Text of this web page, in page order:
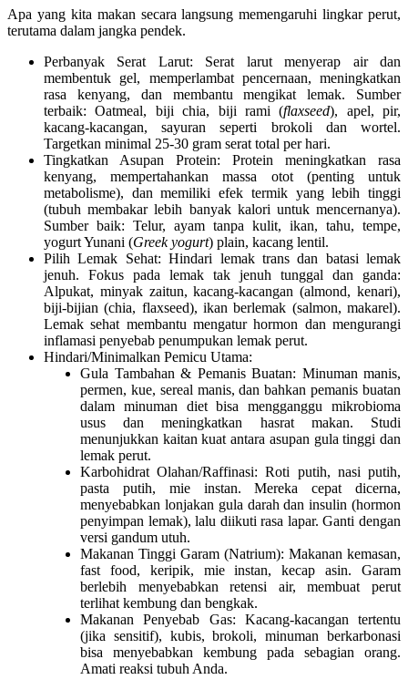
Apa yang kita makan secara langsung memengaruhi lingkar perut,
terutama dalam jangka pendek.
Perbanyak Serat Larut: Serat larut menyerap air dan
membentuk gel, memperlambat pencernaan, meningkatkan
rasa kenyang, dan membantu mengikat lemak. Sumber
terbaik: Oatmeal, biji chia, biji rami (flaxseed), apel, pir,
kacang-kacangan, sayuran seperti brokoli dan wortel.
Targetkan minimal 25-30 gram serat total per hari.
Tingkatkan Asupan Protein: Protein meningkatkan rasa
kenyang, mempertahankan massa otot (penting untuk
metabolisme), dan memiliki efek termik yang lebih tinggi
(tubuh membakar lebih banyak kalori untuk mencernanya).
Sumber baik: Telur, ayam tanpa kulit, ikan, tahu, tempe,
yogurt Yunani (Greek yogurt) plain, kacang lentil.
Pilih Lemak Sehat: Hindari lemak trans dan batasi lemak
jenuh. Fokus pada lemak tak jenuh tunggal dan ganda:
Alpukat, minyak zaitun, kacang-kacangan (almond, kenari),
biji-bijian (chia, flaxseed), ikan berlemak (salmon, makarel).
Lemak sehat membantu mengatur hormon dan mengurangi
inflamasi penyebab penumpukan lemak perut.
Hindari/Minimalkan Pemicu Utama:
Gula Tambahan & Pemanis Buatan: Minuman manis,
permen, kue, sereal manis, dan bahkan pemanis buatan
dalam minuman diet bisa mengganggu mikrobioma
usus dan meningkatkan hasrat makan. Studi
menunjukkan kaitan kuat antara asupan gula tinggi dan
lemak perut.
Karbohidrat Olahan/Raffinasi: Roti putih, nasi putih,
pasta putih, mie instan. Mereka cepat dicerna,
menyebabkan lonjakan gula darah dan insulin (hormon
penyimpan lemak), lalu diikuti rasa lapar. Ganti dengan
versi gandum utuh.
Makanan Tinggi Garam (Natrium): Makanan kemasan,
fast food, keripik, mie instan, kecap asin. Garam
berlebih menyebabkan retensi air, membuat perut
terlihat kembung dan bengkak.
Makanan Penyebab Gas: Kacang-kacangan tertentu
(jika sensitif), kubis, brokoli, minuman berkarbonasi
bisa menyebabkan kembung pada sebagian orang.
Amati reaksi tubuh Anda.